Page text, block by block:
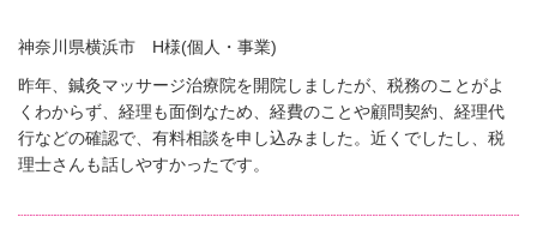
神奈川県横浜市 H様(個人・事業)
昨年、鍼灸マッサージ治療院を開院しましたが、税務のことがよ
くわからず、経理も面倒なため、経費のことや顧問契約、経理代
行などの確認で、有料相談を申し込みました。近くでしたし、税
理士さんも話しやすかったです。